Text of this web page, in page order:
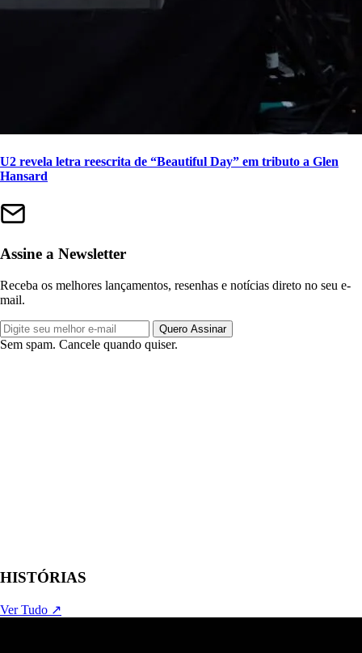
U2 revela letra reescrita de “Beautiful Day” em tributo a Glen
Hansard
Assine a Newsletter
Receba os melhores lançamentos, resenhas e notícias direto no seu e-
mail.
Quero Assinar
Sem spam. Cancele quando quiser.
HISTÓRIAS
Ver Tudo ↗